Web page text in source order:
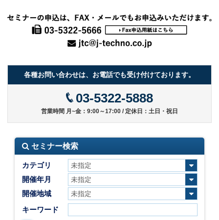
各種お問い合わせは、お電話でも受け付けております。
03-5322-5888
営業時間 月~金：9:00～17:00 / 定休日：土日・祝日
セミナー検索
カテゴリ
開催年月
開催地域
キーワード